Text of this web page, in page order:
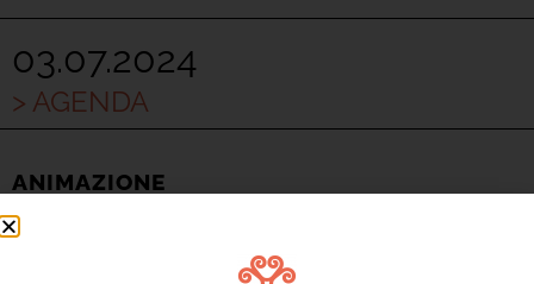
03.07.2024
> AGENDA
ANIMAZIONE
PARTIR EN LIVRE 2024 –
LECTURE MUSICALE